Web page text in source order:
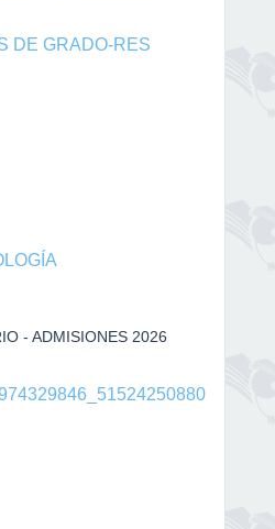
DE GRADO-RES
- ADMISIONES 2026